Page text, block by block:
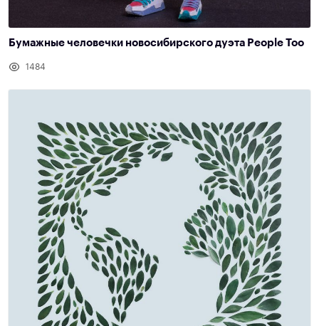
Бумажные человечки новосибирского дуэта People Too
1484